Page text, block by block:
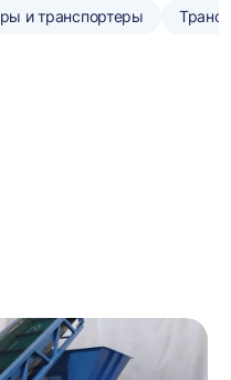
и транспортеры